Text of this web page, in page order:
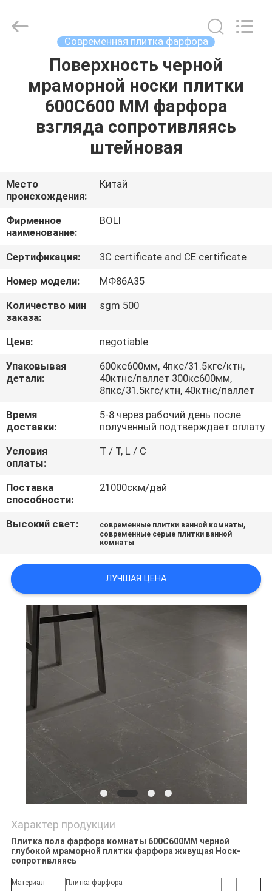
ДОМОЙ
ПРОДУКТЫ
ВИДЕОЗАПИСИ
О
НАС
ЭКСКУРСИЯ
ПО
ЗАВОДУ
КОНТРОЛЬ
КАЧЕСТВА
СВЯЖИТЕСЬ
НАМИ
ЗАПРОСИТЕ
ЦИТАТУ
КАРТА
ПОЛИТИКА
КОНФИДЕНЦИАЛЬНОСТИ
CERAMICS
CO.,LTD..
Современная плитка фарфора
Поверхность черной
мраморной носки плитки
600С600 ММ фарфора
взгляда сопротивляясь
штейновая
Место
происхождения:
Китай
Фирменное
наименование:
BOLI
Сертификация:
3C certificate and CE certificate
Номер модели:
МФ86А35
Количество мин
заказа:
sgm 500
Цена:
negotiable
Упаковывая
детали:
600кс600мм, 4пкс/31.5кгс/ктн,
40ктнс/паллет 300кс600мм,
8пкс/31.5кгс/ктн, 40ктнс/паллет
Время
доставки:
5-8 через рабочий день после
полученный подтверждает оплату
Условия
оплаты:
T / T, L / C
Поставка
способности:
21000скм/дай
Высокий свет: современные плитки ванной комнаты,
современные серые плитки ванной
комнаты
ЛУЧШАЯ ЦЕНА
Характер продукции
Плитка пола фарфора комнаты 600С600ММ черной
глубокой мраморной плитки фарфора живущая Носк-
сопротивляясь
Материал
Плитка фарфора